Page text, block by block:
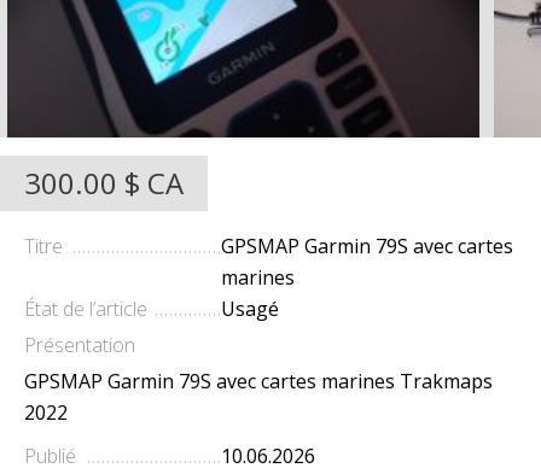
300.00 $ CA
Titre
GPSMAP Garmin 79S avec cartes
marines
État de l’article
Usagé
Présentation
GPSMAP Garmin 79S avec cartes marines Trakmaps
2022
Publié
10.06.2026